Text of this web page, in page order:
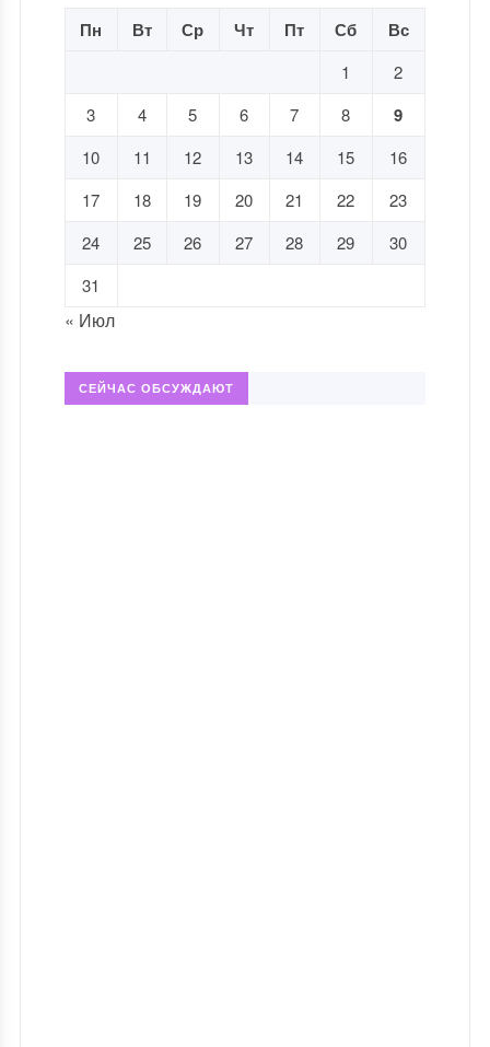
Пн Вт Ср Чт Пт Сб Вс
1
2
3
4 5 6 7 8 9
10 11 12 13 14 15
16
17
18 19 20 21 22
23
24
25 26 27 28 29
30
31
« Июл
СЕЙЧАС ОБСУЖДАЮТ